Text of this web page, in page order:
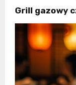
Grill gazowy